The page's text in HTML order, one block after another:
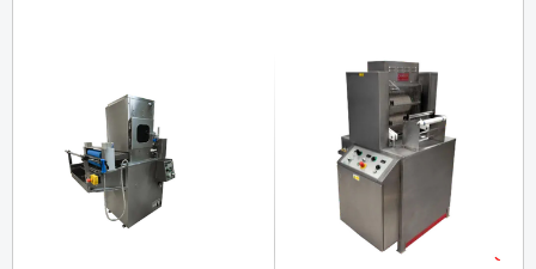
nghiệm hoàn tất
tráng phủ (hồ bột). Máy thử
nghiệm hoàn tất tráng phủ
là thiết bị lý tưởng nó được
thiết kế đặc biệt để bổ sung
cho thiết bị TFO và Mini-
Thermo. Máy mô phỏng lại
các kĩ thuật tráng phủ khác